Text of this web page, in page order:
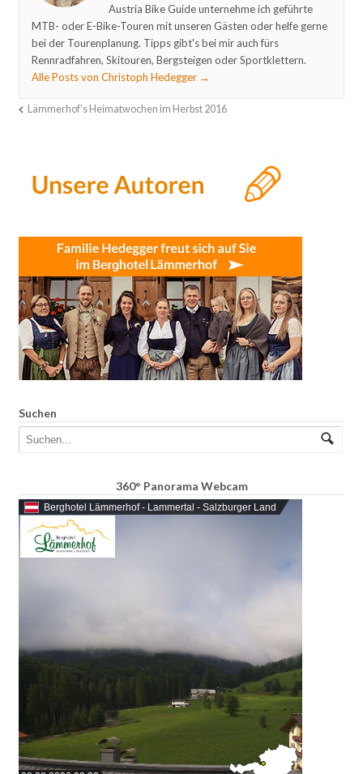
Austria Bike Guide unternehme ich geführte
MTB- oder E-Bike-Touren mit unseren Gästen oder helfe gerne
bei der Tourenplanung. Tipps gibt's bei mir auch fürs
Rennradfahren, Skitouren, Bergsteigen oder Sportklettern.
Alle Posts von Christoph Hedegger →
Lämmerhof’s Heimatwochen im Herbst 2016
Suchen
360° Panorama Webcam
Berghotel Lämmerhof - Lammertal - Salzburger Land